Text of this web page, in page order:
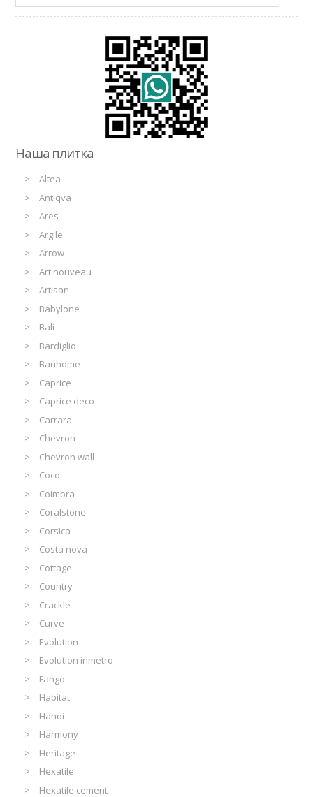
Наша плитка
Altea
Antiqva
Ares
Argile
Arrow
Art nouveau
Artisan
Babylone
Bali
Bardiglio
Bauhome
Caprice
Caprice deco
Carrara
Chevron
Chevron wall
Coco
Coimbra
Coralstone
Corsica
Costa nova
Cottage
Country
Crackle
Curve
Evolution
Evolution inmetro
Fango
Habitat
Hanoi
Harmony
Heritage
Hexatile
Hexatile cement